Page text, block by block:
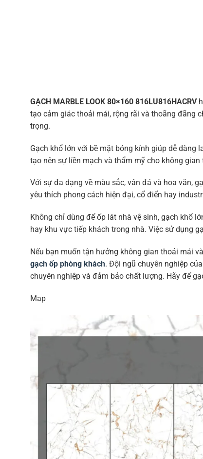
GẠCH MARBLE LOOK 80×160 816LU816HACRV
tạo cảm giác thoải mái, rộng rãi và thoãng đãng
trọng.
Gạch khổ lớn với bề mặt bóng kính giúp dễ dàng
tạo nên sự liền mạch và thẩm mỹ cho không gian
Với sự đa dạng về màu sắc, vân đá và hoa văn,
yêu thích phong cách hiện đại, cổ điển hay
Không chỉ dùng để ốp lát nhà vệ sinh, gạch khổ
hay khu vực tiếp khách trong nhà. Việc sử dụng
Nếu bạn muốn tận hưởng không gian thoải mái
gạch ốp phòng khách. Đội ngũ chuyên nghiệp
chuyên nghiệp và đảm bảo chất lượng. Hãy để
Map